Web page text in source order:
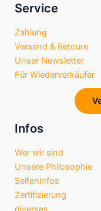
Service
Zahlung
Versand & Retoure
Unser Newsletter
Für Wiederverkäufer
Infos
Wer wir sind
Unsere Philosophie
Seifeninfos
Zertifizierung